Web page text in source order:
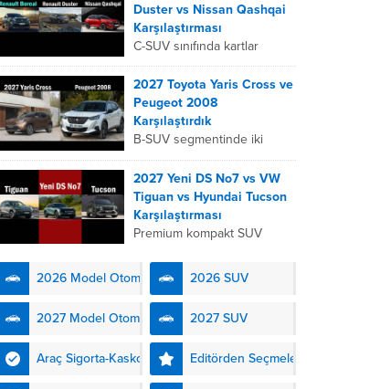
Duster vs Nissan Qashqai
Karşılaştırması
C-SUV sınıfında kartlar
yeniden dağıtıldı. 2027
Renault Boreal, Renault
Duster ve Nissan Qashqai;
her biri farklı bir sürüş
deneyimi, motor...
2027 Toyota Yaris Cross ve
Peugeot 2008
Karşılaştırdık
B-SUV segmentinde iki
önemli oyuncu olan 2027
Toyota Yaris
Cross ve Peugeot 2008,
farklı mühendislik
felsefeleriyle kullanıcıların
hibrit teknolojisindeki
uzmanlığını...
2027 Yeni DS No7 vs VW
Tiguan vs Hyundai Tucson
Karşılaştırması
Premium kompakt SUV
isteyen 2027 DS No7,
kendinden şarjlı hibrit
teknolojisiyle buluşturuyor.
DS Automobiles’in yeni...
2026 Model Otomobiller 2026 SUV
2027 Model Otomobiller 2027 SUV
Araç Sigorta-Kasko Editörden Seçmeler